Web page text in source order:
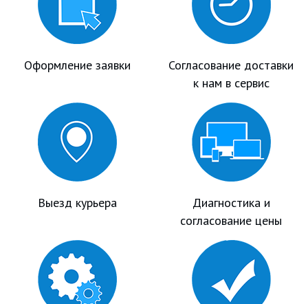
Оформление заявки
Согласование доставки
к нам в сервис
Выезд курьера
Диагностика и
согласование цены